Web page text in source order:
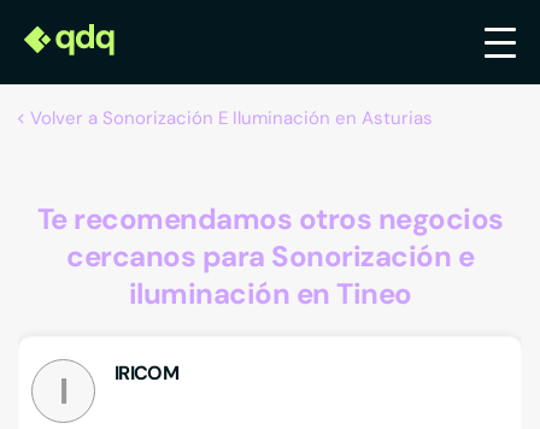
Volver a Sonorización E Iluminación en Asturias
Te recomendamos otros negocios
cercanos para Sonorización e
iluminación en Tineo
I IRICOM